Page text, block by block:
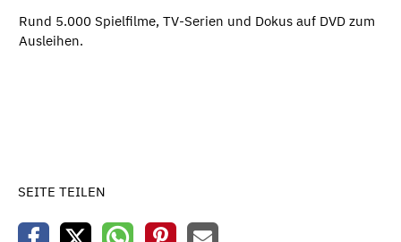
Rund 5.000 Spielfilme, TV-Serien und Dokus auf DVD zum
Ausleihen.
SEITE TEILEN